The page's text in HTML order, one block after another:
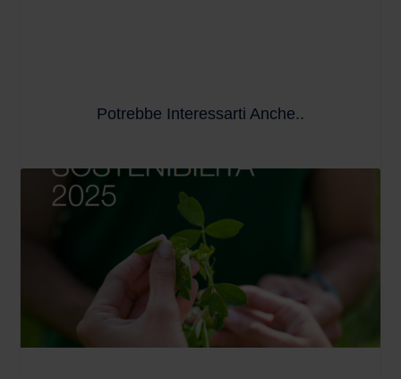
Potrebbe Interessarti Anche..